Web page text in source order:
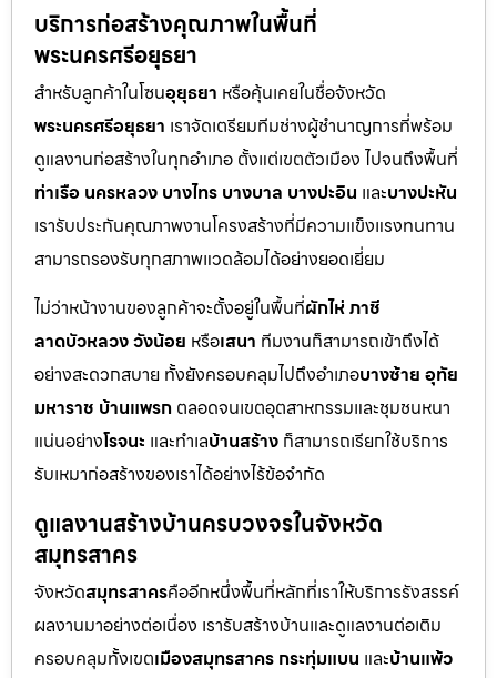
บริการก่อสร้างคุณภาพในพื้นที่
พระนครศรีอยุธยา
สำหรับลูกค้าในโซนอุยุธยา หรือคุ้นเคยในชื่อจังหวัด
พระนครศรีอยุธยา เราจัดเตรียมทีมช่างผู้ชำนาญการที่พร้อม
ดูแลงานก่อสร้างในทุกอำเภอ ตั้งแต่เขตตัวเมือง ไปจนถึงพื้นที่
ท่าเรือ นครหลวง บางไทร บางบาล บางปะอิน และบางปะหัน
เรารับประกันคุณภาพงานโครงสร้างที่มีความแข็งแรงทนทาน
สามารถรองรับทุกสภาพแวดล้อมได้อย่างยอดเยี่ยม
ไม่ว่าหน้างานของลูกค้าจะตั้งอยู่ในพื้นที่ผักไห่ ภาชี
ลาดบัวหลวง วังน้อย หรือเสนา ทีมงานก็สามารถเข้าถึงได้
อย่างสะดวกสบาย ทั้งยังครอบคลุมไปถึงอำเภอบางซ้าย อุทัย
มหาราช บ้านแพรก ตลอดจนเขตอุตสาหกรรมและชุมชนหนา
แน่นอย่างโรจนะ และทำเลบ้านสร้าง ก็สามารถเรียกใช้บริการ
รับเหมาก่อสร้างของเราได้อย่างไร้ข้อจำกัด
ดูแลงานสร้างบ้านครบวงจรในจังหวัด
สมุทรสาคร
จังหวัดสมุทรสาครคืออีกหนึ่งพื้นที่หลักที่เราให้บริการรังสรรค์
ผลงานมาอย่างต่อเนื่อง เรารับสร้างบ้านและดูแลงานต่อเติม
ครอบคลุมทั้งเขตเมืองสมุทรสาคร กระทุ่มแบน และบ้านแพ้ว